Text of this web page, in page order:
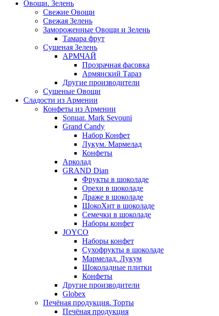
Овощи. Зелень
Свежие Овощи
Свежая Зелень
Замороженные Овощи и Зелень
Тамара фрут
Сушеная Зелень
АРМЧАЙ
Прозрачная фасовка
Армянский Тараз
Другие производители
Сушеные Овощи
Сладости из Армении
Конфеты из Армении
Sonuar. Mark Sevouni
Grand Candy
Набор Конфет
Лукум. Мармелад
Конфеты
Арколад
GRAND Dian
Фрукты в шоколаде
Орехи в шоколаде
Драже в шоколаде
ШокоХит в шоколаде
Семечки в шоколаде
Наборы конфет
JOYCO
Наборы конфет
Сухофрукты в шоколаде
Мармелад. Лукум
Шоколадные плитки
Конфеты
Другие производители
Globex
Печёная продукция. Торты
Печёная продукция